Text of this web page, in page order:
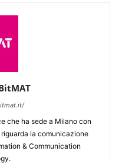
che ha sede a Milano con
la comunicazione
& Communication